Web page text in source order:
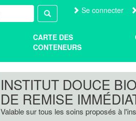
Se connecter
CARTE DES
CONTENEURS
INSTITUT DOUCE
DE REMISE
Valable sur tous les soins proposés à